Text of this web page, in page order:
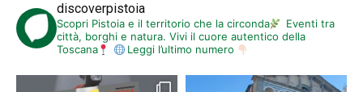
discoverpistoia
Scopri Pistoia e il territorio che la circonda
Eventi tra
città, borghi e natura. Vivi il cuore autentico della
Toscana
Leggi l’ultimo numero